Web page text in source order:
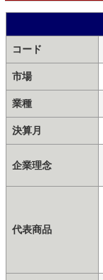
コード
市場
業種
決算月
企業理念
代表商品